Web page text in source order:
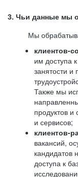
3. Чьи данные мы
Мы
клиентов-
им доступа
занятости и
Также мы
продуктов и
и сервисов;
клиентов-
вакансий,
кандидатов
доступа к